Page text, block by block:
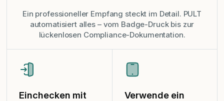
Ein professioneller Empfang steckt im Detail. PULT
automatisiert alles – vom Badge-Druck bis zur
lückenlosen Compliance-Dokumentation.
Einchecken mit
Verwende ein